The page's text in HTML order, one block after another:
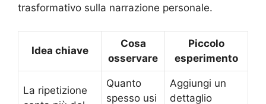
trasformativo sulla narrazione personale.
Idea chiave
Cosa
osservare
Piccolo
esperimento
La ripetizione
Quanto
spesso usi
Aggiungi un
dettaglio